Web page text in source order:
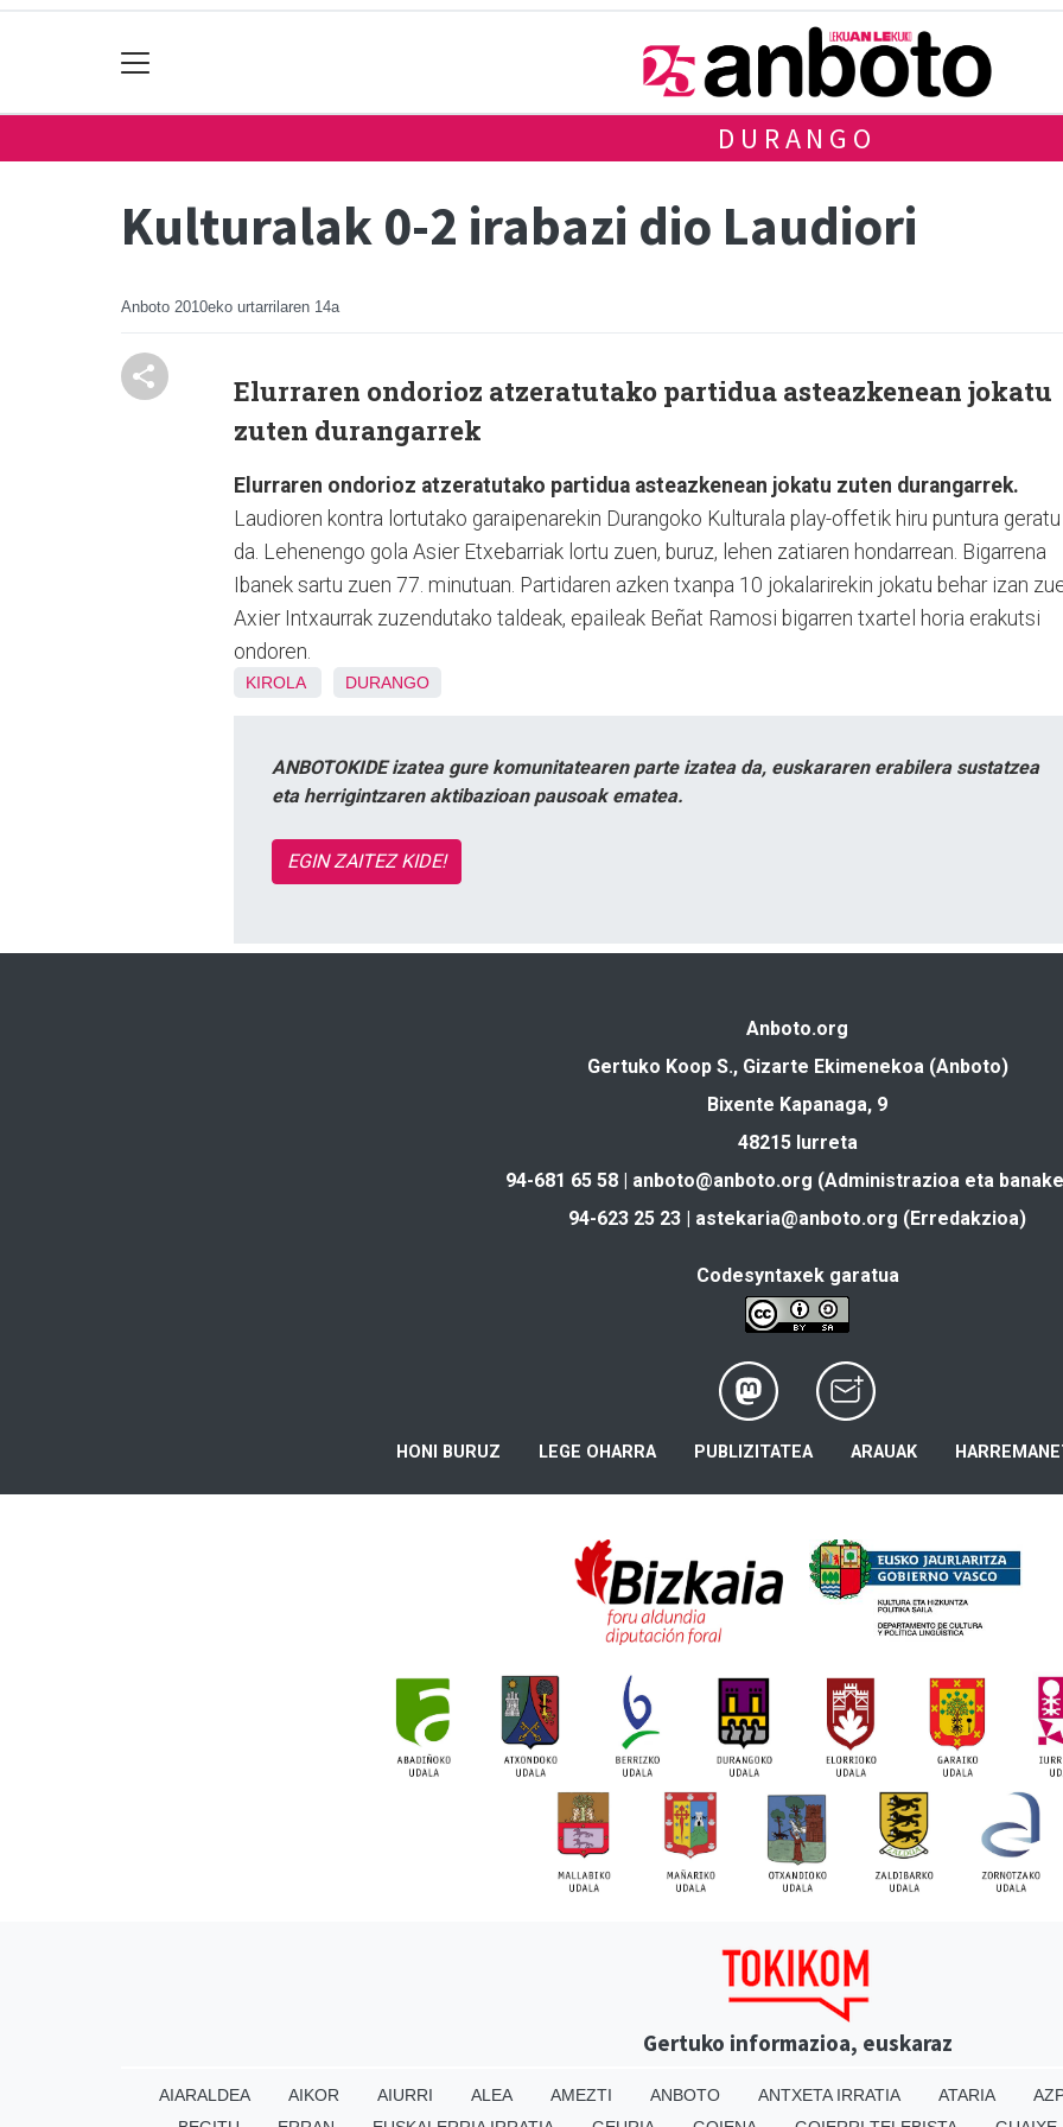
DURANGO
Kulturalak 0-2 irabazi dio Laudiori
Anboto 2010eko urtarrilaren 14a
Elurraren ondorioz atzeratutako partidua asteazkenean jokatu
zuten durangarrek
Elurraren ondorioz atzeratutako partidua asteazkenean jokatu zuten durangarrek.
Laudioren kontra lortutako garaipenarekin Durangoko Kulturala play-offetik hiru puntura geratu
da. Lehenengo gola Asier Etxebarriak lortu zuen, buruz, lehen zatiaren hondarrean. Bigarrena
Ibanek sartu zuen 77. minutuan. Partidaren azken txanpa 10 jokalarirekin jokatu behar izan
Axier Intxaurrak zuzendutako taldeak, epaileak Beñat Ramosi bigarren txartel horia erakutsi
ondoren.
KIROLA DURANGO
ANBOTOKIDE izatea gure komunitatearen parte izatea da, euskararen erabilera sustatzea
eta herrigintzaren aktibazioan pausoak ematea.
EGIN ZAITEZ KIDE!
Anboto.org
Gertuko Koop S., Gizarte Ekimenekoa (Anboto)
Bixente Kapanaga, 9
48215 Iurreta
94-681 65 58 | anboto@anboto.org (Administrazioa eta
94-623 25 23 | astekaria@anboto.org (Erredakzioa)
Codesyntaxek garatua
HONI BURUZ LEGE OHARRA PUBLIZITATEA ARAUAK
Gertuko informazioa, euskaraz
AIARALDEA AIKOR AIURRI ALEA AMEZTI ANBOTO ANTXETA IRRATIA ATARIA